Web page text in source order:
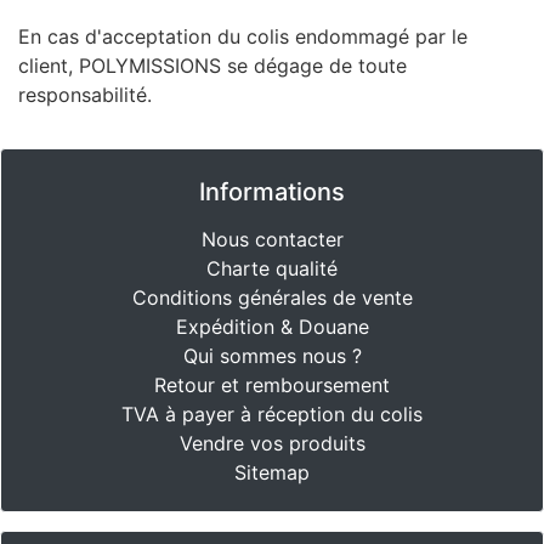
En cas d'acceptation du colis endommagé par le
client, POLYMISSIONS se dégage de toute
responsabilité.
Informations
Nous contacter
Charte qualité
Conditions générales de vente
Expédition & Douane
Qui sommes nous ?
Retour et remboursement
TVA à payer à réception du colis
Vendre vos produits
Sitemap